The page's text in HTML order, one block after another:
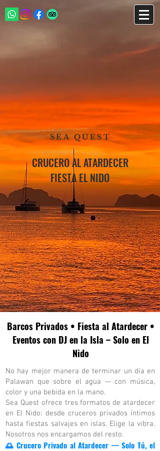
SEA QUEST
CRUCERO AL ATARDECER
FIESTA EL NIDO
Barcos Privados • Fiesta al Atardecer •
Eventos con DJ en la Isla – Solo en El
Nido
No hay mejor manera de terminar un día en
Palawan que sobre el agua — con música,
color y una bebida en la mano.
Sea Quest ofrece tres formatos de atardecer
en El Nido: desde cruceros privados íntimos
hasta fiestas salvajes en islas. Elige la vibra.
Nosotros nos encargamos del resto.
🌅 Crucero Privado al Atardecer — Solo Tú, el